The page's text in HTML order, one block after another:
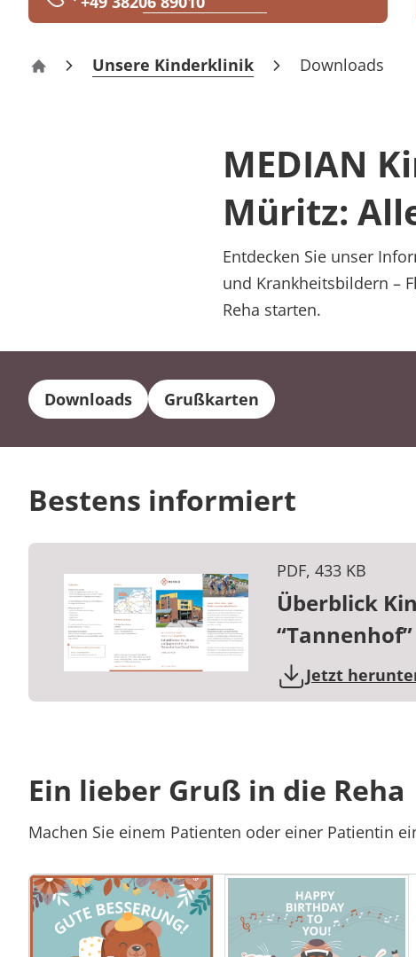
Rheumatologie
Kinderklinik „Tannenhof“ Graal-Müritz
Unsere Kinderklinik Downloads
MEDIAN
Müritz:
Entdecken Sie unser
und Krankheitsbildern –
Reha starten.
Downloads Grußkarten
Bestens informiert
PDF, 433 KB
Überblick
“Tannenhof”
Jetzt
Ein lieber Gruß in die Reha
Machen Sie einem Patienten oder einer Patientin